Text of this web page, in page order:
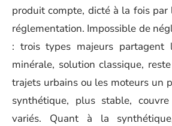
produit compte, dicté à la fois par
réglementation. Impossible de
: trois types majeurs partagent
minérale, solution classique,
trajets urbains ou les moteurs un
synthétique, plus stable,
variés. Quant à la